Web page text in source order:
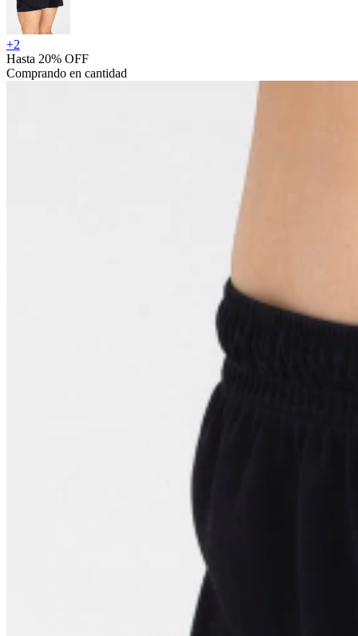
+2
Hasta 20% OFF
Comprando en cantidad